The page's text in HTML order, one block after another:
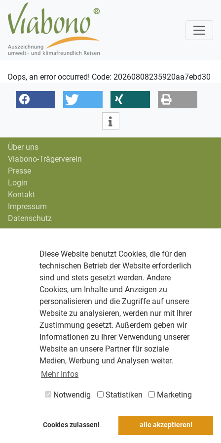
Diese Website benutzt Cookies, die für den
technischen Betrieb der Website erforderlich
sind und stets gesetzt werden. Andere
Cookies, um Inhalte und Anzeigen zu
personalisieren und die Zugriffe auf unsere
Website zu analysieren, werden nur mit Ihrer
Zustimmung gesetzt. Außerdem geben wir
Informationen zu Ihrer Verwendung unserer
Website an unsere Partner für soziale
Medien, Werbung und Analysen weiter.
Mehr Infos
Notwendig Statistiken Marketing
Cookies zulassen! alle akzeptieren!
Oops, an error occurred! Code: 20260808235920aa7ebd30
Über uns
Viabono-Trägerverein
Presse
Login
Kontakt
Impressum
Datenschutz